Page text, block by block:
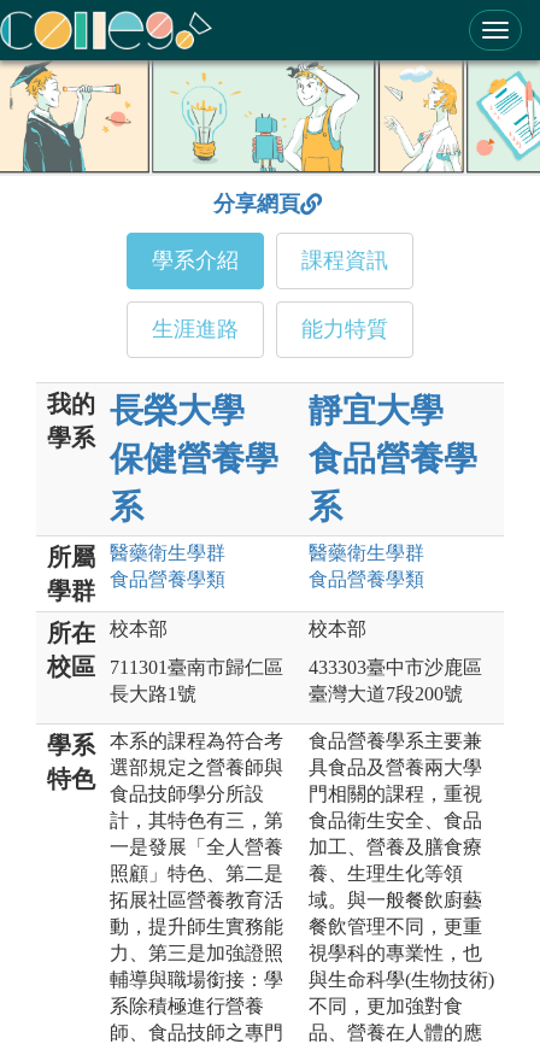
ColleGo! 大學選才與高中育才輔助系統
分享網頁
學系介紹 課程資訊
生涯進路 能力特質
我的
學系
長榮大學
保健營養學
系
靜宜大學
食品營養學
系
所屬
學群
醫藥衛生學群
食品營養學類
醫藥衛生學群
食品營養學類
所在
校區
校本部
711301臺南市歸仁區
長大路1號
校本部
433303臺中市沙鹿區
臺灣大道7段200號
學系
特色
本系的課程為符合考
選部規定之營養師與
食品技師學分所設
計，其特色有三，第
一是發展「全人營養
照顧」特色、第二是
拓展社區營養教育活
動，提升師生實務能
力、第三是加強證照
輔導與職場銜接：學
系除積極進行營養
師、食品技師之專門
食品營養學系主要兼
具食品及營養兩大學
門相關的課程，重視
食品衛生安全、食品
加工、營養及膳食療
養、生理生化等領
域。與一般餐飲廚藝
餐飲管理不同，更重
視學科的專業性，也
與生命科學(生物技術)
不同，更加強對食
品、營養在人體的應